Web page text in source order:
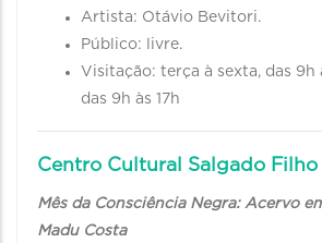
Artista: Otávio Bevitori.
Público: livre.
Visitação: terça à sexta, das 9h
das 9h às 17h
Centro Cultural Salgado Filho
Mês da Consciência Negra: Acervo
Madu Costa